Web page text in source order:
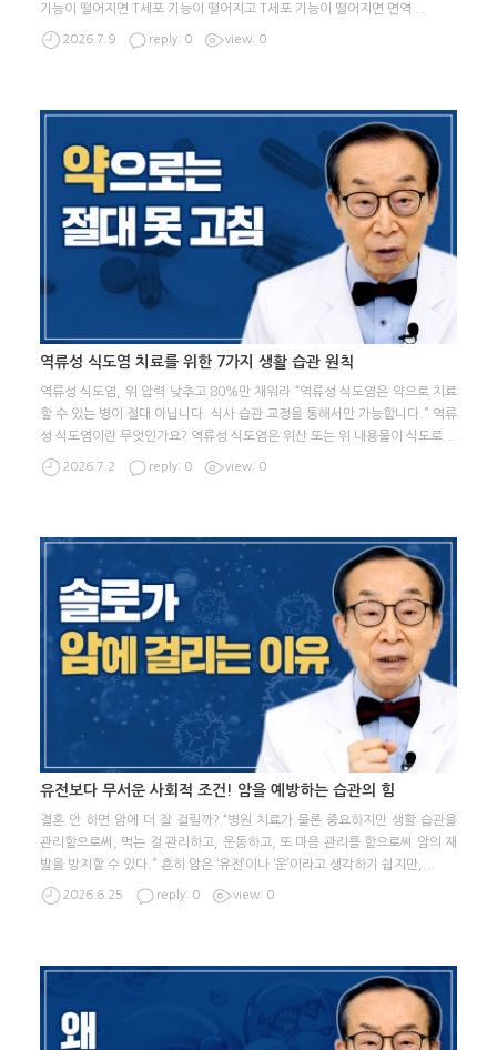
기능이 떨어지면 T세포 기능이 떨어지고 T세포 기능이 떨어지면 면역
2026.7.9 reply: 0 view: 0
역류성 식도염 치료를 위한 7가지 생활 습관 원칙
역류성 식도염, 위 압력 낮추고 80%만 채워라 “역류성 식도염은 약으로 치료
할 수 있는 병이 절대 아닙니다. 식사 습관 교정을 통해서만 가능합니다.” 역류
성 식도염이란 무엇인가요? 역류성 식도염은 위산 또는 위 내용물이 식도로...
2026.7.2 reply: 0 view: 0
유전보다 무서운 사회적 조건! 암을 예방하는 습관의 힘
결혼 안 하면 암에 더 잘 걸릴까? “병원 치료가 물론 중요하지만 생활 습관을
관리함으로써, 먹는 걸 관리하고, 운동하고, 또 마음 관리를 함으로써 암의 재
발을 방지할 수 있다.” 흔히 암은 ‘유전’이나 ‘운’이라고 생각하기 쉽지만,
2026.6.25 reply: 0 view: 0